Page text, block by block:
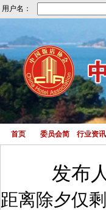
用户名：
首页 委员会简 行业资讯
发布
距离除夕仅